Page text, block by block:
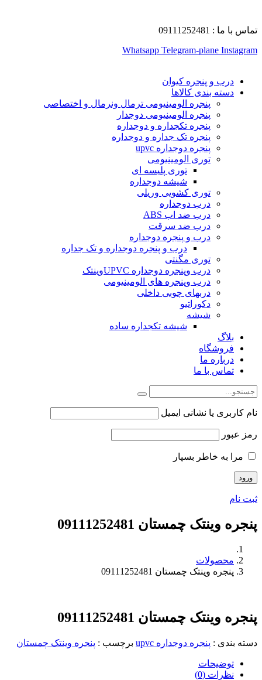
تماس با ما : 09111252481
Whatsapp Telegram-plane Instagram
درب و پنجره کیوان
دسته بندی کالاها
پنجره الومینیومی ترمال ونرمال و اختصاصی
پنجره الومینیومی دوجدار
پنجره تکجداره و دوجداره
پنجره تک جداره و دوجداره
پنجره دوجداره upvc
توری الومینیومی
توری پلیسه ای
شیشه دوجداره
توری کشویی وریلی
درب دوجداره
درب ضد اب ABS
درب ضد سرقت
درب و پنجره دوجداره
درب و پنجره دوجداره و تک جداره
توری مگنتی
درب وپنجره دوجداره UPVCوینتک
درب وپنجره های الومینیومی
دربهای چوبی داخلی
دکوراتیو
شیشه
شیشه تکجداره ساده
بلاگ
فروشگاه
درباره ما
تماس با ما
نام کاربری یا نشانی ایمیل
رمز عبور
مرا به خاطر بسپار
ثبت نام
پنجره وینتک چمستان 09111252481
محصولات
پنجره وینتک چمستان 09111252481
پنجره وینتک چمستان 09111252481
دسته بندی : پنجره دوجداره upvc برچسب : پنجره وینتک چمستان
توضیحات
نظرات (0)